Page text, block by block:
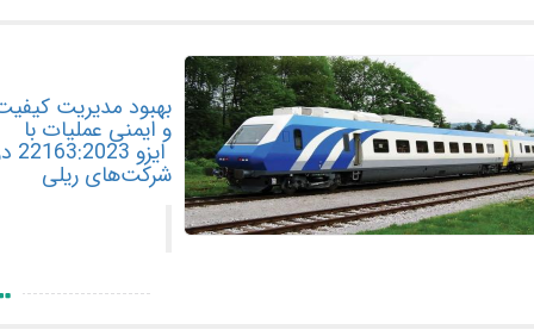
بهبود مدیریت کیفیت
و ایمنی عملیات با
ایزو 22163:2023 در
شرکت‌های ریلی